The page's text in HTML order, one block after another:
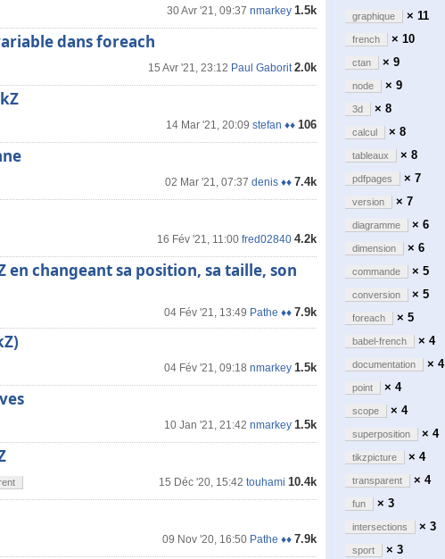
30 Avr '21, 09:37 nmarkey 1.5k
dans foreach
15 Avr '21, 23:12 Paul Gaborit 2.0k
14 Mar '21, 20:09 stefan ♦♦ 106
02 Mar '21, 07:37 denis ♦♦ 7.4k
16 Fév '21, 11:00 fred02840 4.2k
changeant sa position, sa taille, son
04 Fév '21, 13:49 Pathe ♦♦ 7.9k
04 Fév '21, 09:18 nmarkey 1.5k
10 Jan '21, 21:42 nmarkey 1.5k
15 Déc '20, 15:42 touhami 10.4k
09 Nov '20, 16:50 Pathe ♦♦ 7.9k
graphique × 11
french × 10
ctan × 9
node × 9
3d × 8
calcul × 8
tableaux × 8
pdfpages × 7
version × 7
diagramme × 6
dimension × 6
commande × 5
conversion × 5
foreach × 5
babel-french × 4
documentation × 4
point × 4
scope × 4
superposition × 4
tikzpicture × 4
transparent × 4
fun × 3
intersections × 3
sport × 3